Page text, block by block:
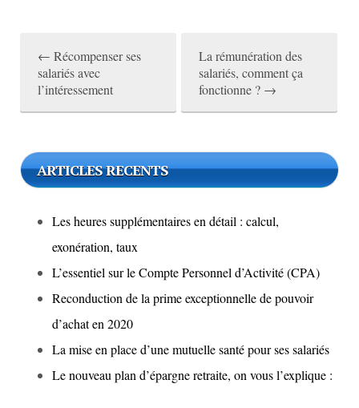
t
n
← Récompenser ses
salariés avec
l’intéressement
La rémunération des
salariés, comment ça
fonctionne ? →
ARTICLES RECENTS
Les heures supplémentaires en détail : calcul,
exonération, taux
L’essentiel sur le Compte Personnel d’Activité (CPA)
Reconduction de la prime exceptionnelle de pouvoir
d’achat en 2020
La mise en place d’une mutuelle santé pour ses salariés
Le nouveau plan d’épargne retraite, on vous l’explique :